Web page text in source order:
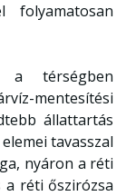
folyamatosan
a térségben
mentesítési
állattartás
tavasszal
nyáron a réti
a réti őszirózsa